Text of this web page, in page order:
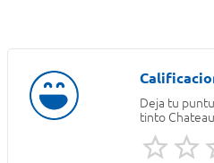
Deja tu
tinto